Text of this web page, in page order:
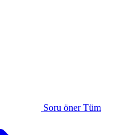
Soru öner Tüm